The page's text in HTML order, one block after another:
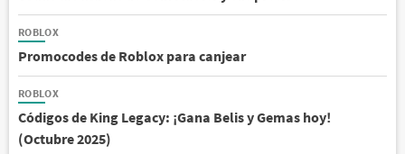
ROBLOX
Promocodes de Roblox para canjear
ROBLOX
Códigos de King Legacy: ¡Gana Belis y Gemas hoy!
(Octubre 2025)